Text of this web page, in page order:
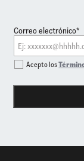
Correo electrónico*
Acepto los